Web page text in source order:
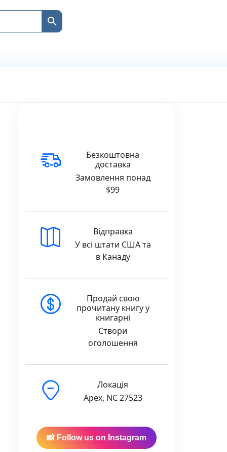
Безкоштовна
доставка
Замовлення понад
$99
Відправка
У всі штати США та
в Канаду
Продай свою
прочитану книгу у
книгарні
Створи
оголошення
Локація
Apex, NC 27523
📸 Follow us on Instagram